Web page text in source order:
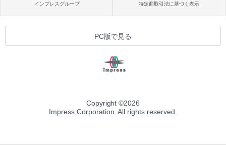
インプレスグループ 特定商取引法に基づく表示
PC版で見る
Copyright ©2026
Impress Corporation. All rights reserved.